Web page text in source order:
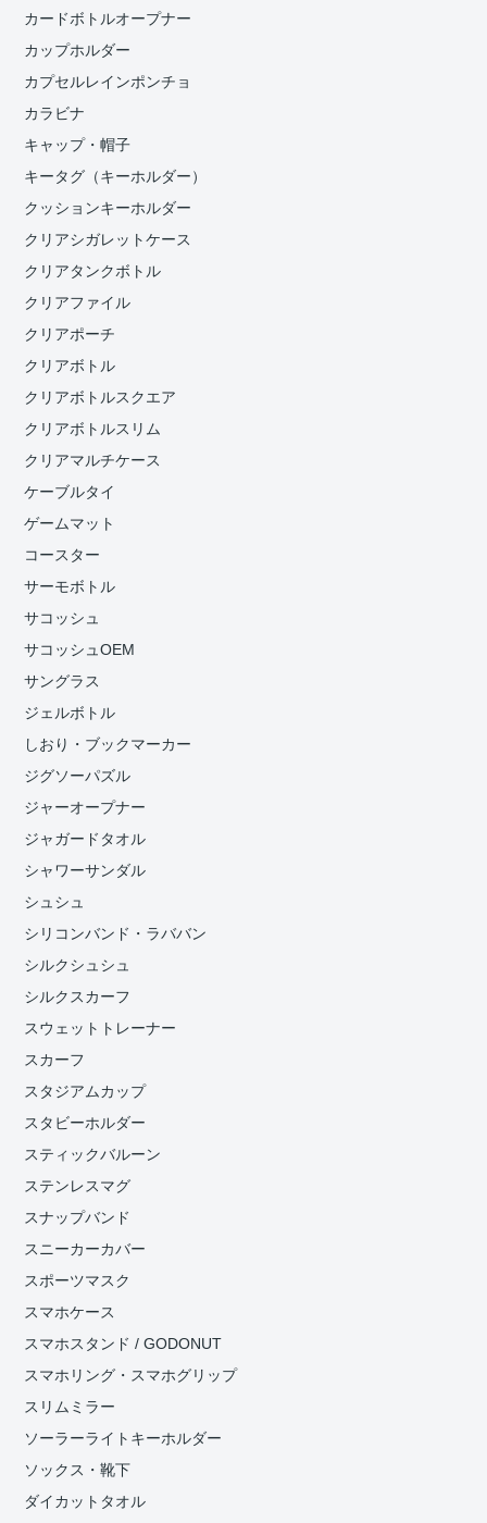
カードボトルオープナー
カップホルダー
カプセルレインポンチョ
カラビナ
キャップ・帽子
キータグ（キーホルダー）
クッションキーホルダー
クリアシガレットケース
クリアタンクボトル
クリアファイル
クリアポーチ
クリアボトル
クリアボトルスクエア
クリアボトルスリム
クリアマルチケース
ケーブルタイ
ゲームマット
コースター
サーモボトル
サコッシュ
サコッシュOEM
サングラス
ジェルボトル
しおり・ブックマーカー
ジグソーパズル
ジャーオープナー
ジャガードタオル
シャワーサンダル
シュシュ
シリコンバンド・ラババン
シルクシュシュ
シルクスカーフ
スウェットトレーナー
スカーフ
スタジアムカップ
スタビーホルダー
スティックバルーン
ステンレスマグ
スナップバンド
スニーカーカバー
スポーツマスク
スマホケース
スマホスタンド / GODONUT
スマホリング・スマホグリップ
スリムミラー
ソーラーライトキーホルダー
ソックス・靴下
ダイカットタオル